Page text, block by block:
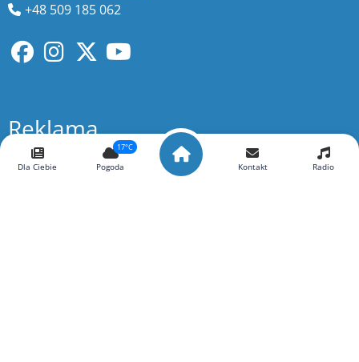
+48 509 185 062
Reklama
ELTOM Agencja Reklamowa
Dla Ciebie
17°C
Pogoda Kontakt Radio